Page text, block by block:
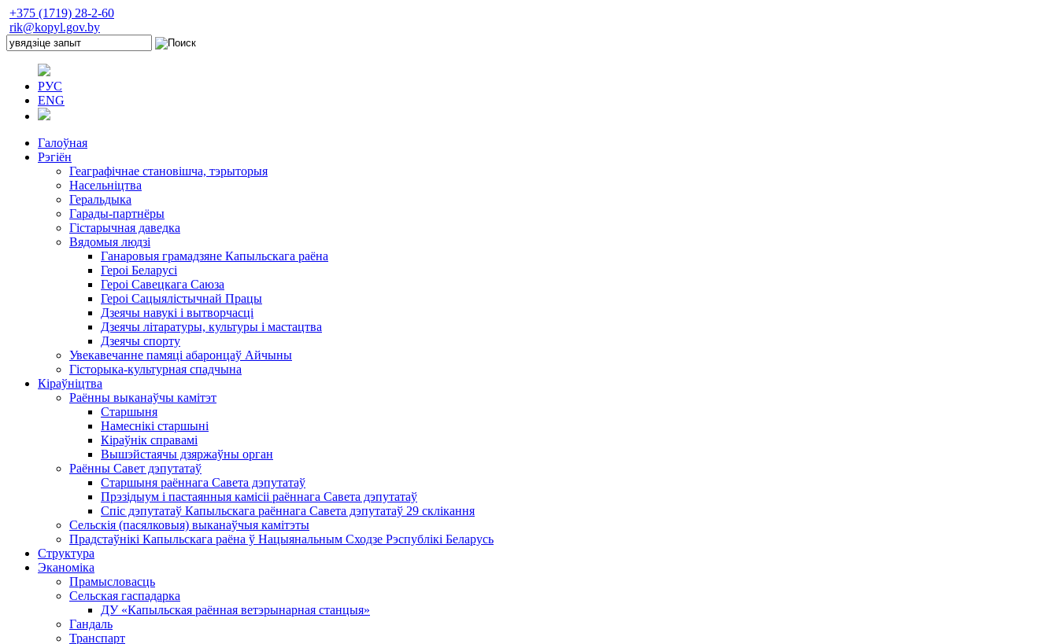
+375 (1719) 28-2-60
rik@kopyl.gov.by
РУС
ENG
Галоўная
Рэгіён
Геаграфічнае становішча, тэрыторыя
Насельніцтва
Геральдыка
Гарады-партнёры
Гістарычная даведка
Вядомыя людзі
Ганаровыя грамадзяне Капыльскага раёна
Героі Беларусі
Героі Савецкага Саюза
Героі Сацыялістычнай Працы
Дзеячы навукі і вытворчасці
Дзеячы літаратуры, культуры і мастацтва
Дзеячы спорту
Увекавечанне памяці абаронцаў Айчыны
Гісторыка-культурная спадчына
Кіраўніцтва
Раённы выканаўчы камітэт
Старшыня
Намеснікі старшыні
Кіраўнік справамі
Вышэйстаячы дзяржаўны орган
Раённы Савет дэпутатаў
Старшыня раённага Савета дэпутатаў
Прэзідыум і пастаянныя камісіі раённага Савета дэпутатаў
Спіс дэпутатаў Капыльскага раённага Савета дэпутатаў 29 склікання
Сельскія (пасялковыя) выканаўчыя камітэты
Прадстаўнікі Капыльскага раёна ў Нацыянальным Сходзе Рэспублікі Беларусь
Структура
Эканоміка
Прамысловасць
Сельская гаспадарка
ДУ «Капыльская раённая ветэрынарная станцыя»
Гандаль
Транспарт